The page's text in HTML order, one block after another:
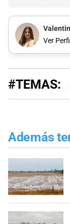
Ver Perfil
#TEMAS:
Además